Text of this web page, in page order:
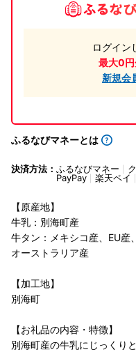
ログイン
最大0
新規会
ふるなびマネーとは
決済方法： ふるなびマネー
PayPay
楽天ペイ
【原産地】
牛乳：別海町産
牛タン：メキシコ産、EU産
オーストラリア産
【加工地】
別海町
【お礼品の内容・特徴】
別海町産の牛乳にじっくり